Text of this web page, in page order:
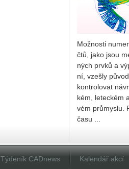
Mož­nos­ti
čtů, jako jsou
ných prvků a
ní, vze­šly
kon­t­ro­lo­vat
kém, le­tec­kém
vém prů­mys­lu.
času ...
Týdeník CADnews Kalendář akcí